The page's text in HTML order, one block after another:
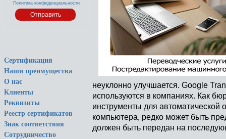
Политика конфиденциальности
Сертификация
Наши преимущества
О нас
Клиенты
Реквизиты
Реестр сертификатов
Знак соответствия
Сотрудничество
неуклонно улучшается. Google
используются в компаниях. Как
инструменты для автоматической
компьютера, редко может быть
должен быть передан на